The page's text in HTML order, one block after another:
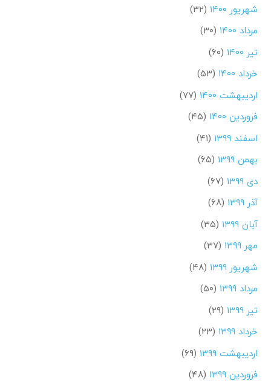
شهریور ۱۴۰۰
(۳۲)
مرداد ۱۴۰۰
(۳۰)
تیر ۱۴۰۰
(۶۰)
خرداد ۱۴۰۰
(۵۳)
اردیبهشت ۱۴۰۰
(۷۷)
فروردین ۱۴۰۰
(۴۵)
اسفند ۱۳۹۹
(۴۱)
بهمن ۱۳۹۹
(۶۵)
دی ۱۳۹۹
(۶۷)
آذر ۱۳۹۹
(۶۸)
آبان ۱۳۹۹
(۳۵)
مهر ۱۳۹۹
(۳۷)
شهریور ۱۳۹۹
(۴۸)
مرداد ۱۳۹۹
(۵۰)
تیر ۱۳۹۹
(۲۹)
خرداد ۱۳۹۹
(۲۳)
اردیبهشت ۱۳۹۹
(۶۹)
فروردین ۱۳۹۹
(۴۸)